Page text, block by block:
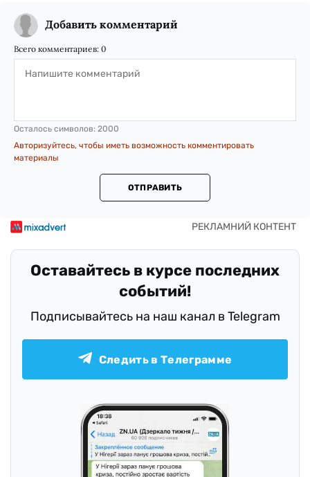
Добавить комментарий
Всего комментариев: 0
Осталось символов: 2000
Авторизуйтесь, чтобы иметь возможность комментировать
материалы
ОТПРАВИТЬ
Оставайтесь в курсе последних
событий!
Подписывайтесь на наш канал в Telegram
Следить в Телеграмме